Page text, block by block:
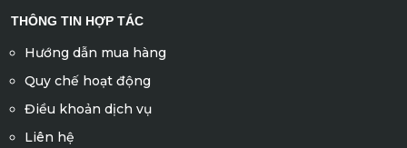
THÔNG TIN HỢP TÁC
Hướng dẫn mua hàng
Quy chế hoạt động
Điều khoản dịch vụ
Liên hệ